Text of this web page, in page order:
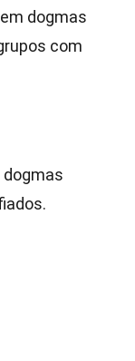
dogmas
com
dogmas